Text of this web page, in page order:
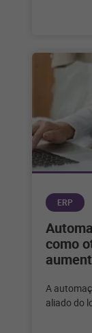
ERP
como
A
aliado do